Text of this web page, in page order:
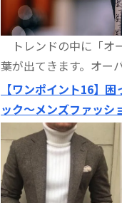
トレンドの中に「オ
葉が出てきます。オー
【ワンポイント16】
ック〜メンズファッシ